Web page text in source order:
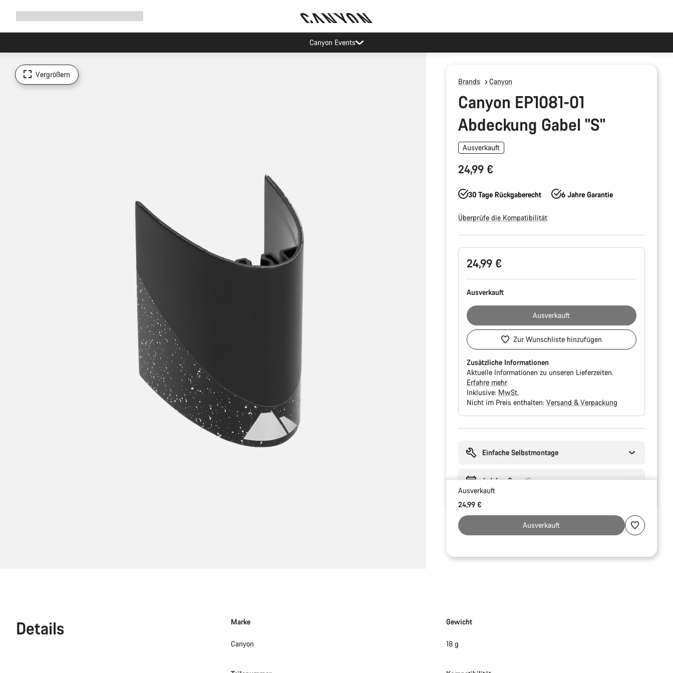
Canyon Events
Vergrößern
Brands Canyon
Canyon EP1081-01
Abdeckung Gabel "S"
Ausverkauft
24,99 €
30 Tage Rückgaberecht 6 Jahre Garantie
Überprüfe die Kompatibilität
Produktkonfiguration
24,99 €
Ausverkauft
Ausverkauft
Zur Wunschliste hinzufügen
Zusätzliche Informationen
Aktuelle Informationen zu unseren Lieferzeiten.
Erfahre mehr
Inklusive: MwSt.
Nicht im Preis enthalten: Versand & Verpackung
Einfache Selbstmontage
6 Jahre Garantie
Ausverkauft
24,99 €
Ausverkauft
Details Marke
Canyon
Gewicht
18 g